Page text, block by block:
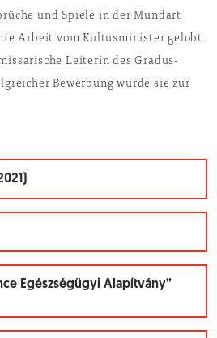
und Spiele in der Mundart
Arbeit vom Kultusminister gelobt.
Leiterin des Gradus-
Bewerbung wurde sie zur
Egészségügyi Alapítvány”